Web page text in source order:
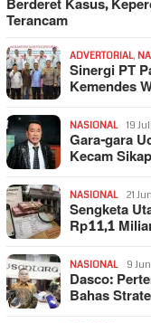
Berderet Kasus,
Terancam
ADVERTORIAL,
Sinergi PT
Kemendes
NASIONAL 19
Gara-gara
Kecam
NASIONAL 21
Sengketa
Rp11,1
NASIONAL 9
Dasco:
Bahas